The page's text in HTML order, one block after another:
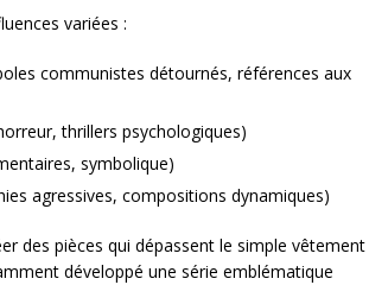
variées :
communistes détournés, références aux
thrillers psychologiques)
symbolique)
agressives, compositions dynamiques)
des pièces qui dépassent le simple vêtement
développé une série emblématique